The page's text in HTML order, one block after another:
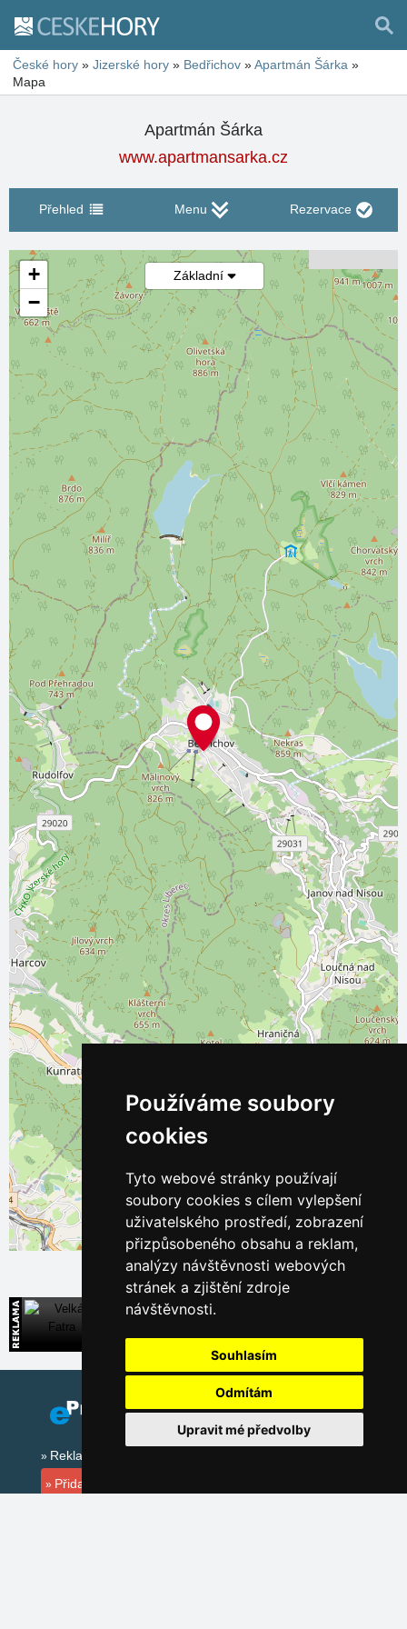
Používáme soubory
cookies
Tyto webové stránky používají
soubory cookies s cílem vylepšení
uživatelského prostředí, zobrazení
přizpůsobeného obsahu a reklam,
analýzy návštěvnosti webových
stránek a zjištění zdroje
návštěvnosti.
Souhlasím
Odmítám
Upravit mé předvolby
České hory » Jizerské hory » Bedřichov »Apartmán Šárka »
Mapa
Apartmán Šárka
www.apartmansarka.cz
Přehled Menu Rezervace
Základní
+
−
Leaflet| ©OpenStreetMapcontributors
Reklama na tomto serveru
Přidat ubytovací zařízení